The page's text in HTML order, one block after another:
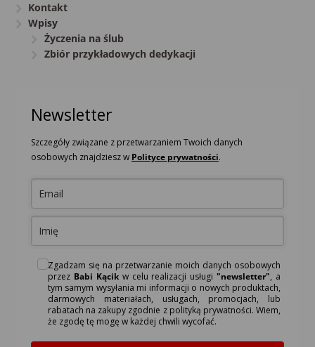
Kontakt
Wpisy
Życzenia na ślub
Zbiór przykładowych dedykacji
Newsletter
Szczegóły związane z przetwarzaniem Twoich danych
osobowych znajdziesz w Polityce prywatności.
Zgadzam się na przetwarzanie moich danych osobowych
przez Babi Kącikw celu realizacji usługi"newsletter", a
tym samym wysyłania mi informacji o nowych produktach,
darmowych materiałach, usługach, promocjach, lub
rabatach na zakupy zgodnie z polityką prywatności. Wiem,
że zgodę tę mogę w każdej chwili wycofać.